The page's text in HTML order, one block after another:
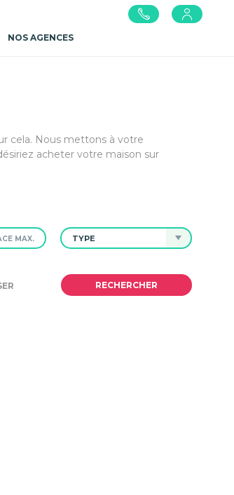
NOS AGENCES
cela. Nous mettons à votre
acheter votre maison sur
TYPE